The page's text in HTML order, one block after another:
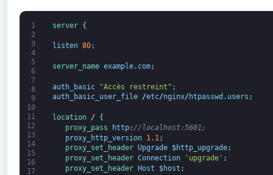
1
2
3
4
5
6
7
8
9
10
11
12
13
14
15
16
17
server {
listen 80;
server_name example. com;
auth_basic "Accès restreint" ;
auth_basic_user_file
/etc/nginx/ htpasswd . users ;
location /
{
proxy_pass
http: //localhost:5601;
proxy_http_version
1.1 ;
proxy_set_header Upgrade $http_upgrade;
proxy_set_header Connection 'upgrade' ;
proxy_set_header
Host $host ;